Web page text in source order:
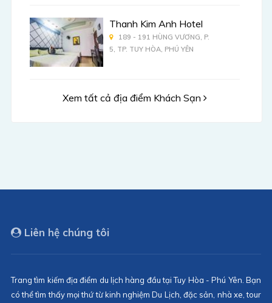
Thanh Kim Anh Hotel
189 - 191 HÙNG VƯƠNG, P.
5, TP. TUY HÒA, PHÚ YÊN
Xem tất cả địa điểm Khách Sạn
Liên hệ chúng tôi
Trang tìm kiếm địa điểm du lịch hàng đầu tại Tuy Hòa - Phú Yên. Bạn
có thể tìm thấy mọi thứ từ kinh nghiệm Du Lịch, đặc sản, nhà xe, tour